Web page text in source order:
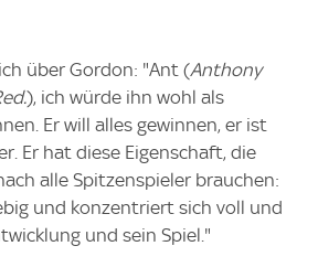
über Gordon: "Ant (Anthony
), ich würde ihn wohl als
Er will alles gewinnen, er ist
Er hat diese Eigenschaft, die
alle Spitzenspieler brauchen:
und konzentriert sich voll und
und sein Spiel."